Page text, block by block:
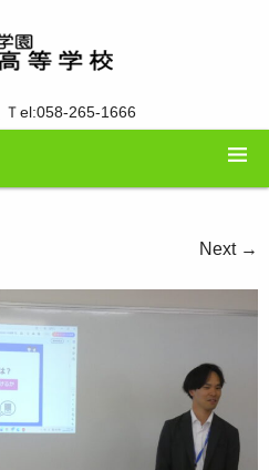
Ｔel:058-265-1666
Next →